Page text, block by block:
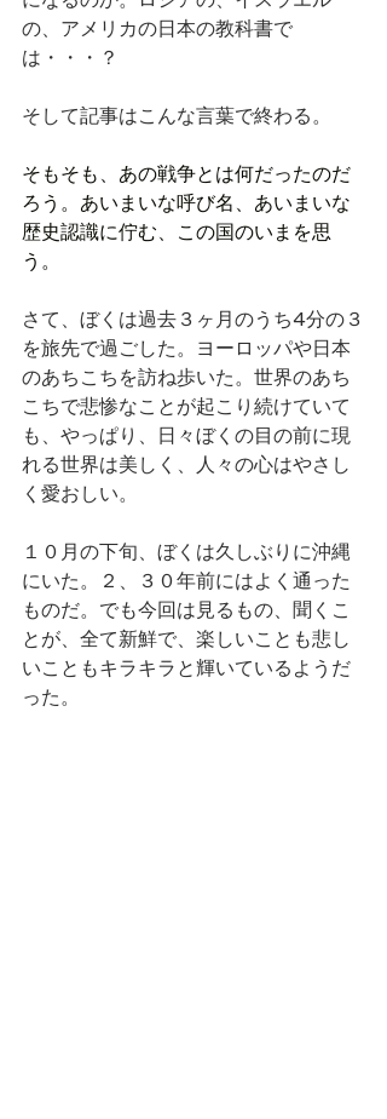
の、アメリカの日本の教科書で
は・・・？
そして記事はこんな言葉で終わる。
そもそも、あの戦争とは何だったのだ
ろう。あいまいな呼び名、あいまいな
歴史認識に佇む、この国のいまを思
う。
さて、ぼくは過去３ヶ月のうち4分の３
を旅先で過ごした。ヨーロッパや日本
のあちこちを訪ね歩いた。世界のあち
こちで悲惨なことが起こり続けていて
も、やっぱり、日々ぼくの目の前に現
れる世界は美しく、人々の心はやさし
く愛おしい。
１０月の下旬、ぼくは久しぶりに沖縄
にいた。２、３０年前にはよく通った
ものだ。でも今回は見るもの、聞くこ
とが、全て新鮮で、楽しいことも悲し
いこともキラキラと輝いているようだ
った。